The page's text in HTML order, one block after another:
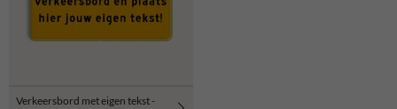
Verkeersbord met eigen tekst -